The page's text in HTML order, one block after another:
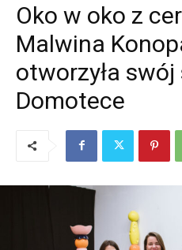
Oko w oko z
Malwina
otworzyła
Domotece